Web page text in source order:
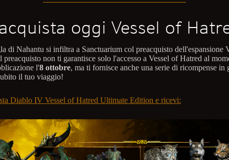
oggi Vessel of
di Nahantu si infiltra a Sanctuarium col preacquisto dell'espansione
preacquisto non ti garantisce solo l'accesso a Vessel of Hatred al
l'8 ottobre, ma ti fornisce anche una serie di ricompense in
il tuo viaggio!
Diablo IV Vessel of Hatred Ultimate Edition e ricevi: